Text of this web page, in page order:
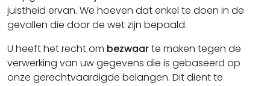
juistheid ervan. We hoeven dat enkel te doen in de
gevallen die door de wet zijn bepaald.
U heeft het recht om bezwaarte maken tegen de
verwerking van uw gegevens die is gebaseerd op
onze gerechtvaardigde belangen. Dit dient te